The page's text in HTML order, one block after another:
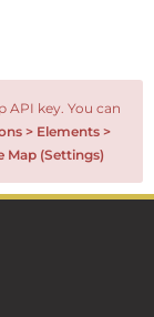
API key. You can
> Elements >
Map (Settings)